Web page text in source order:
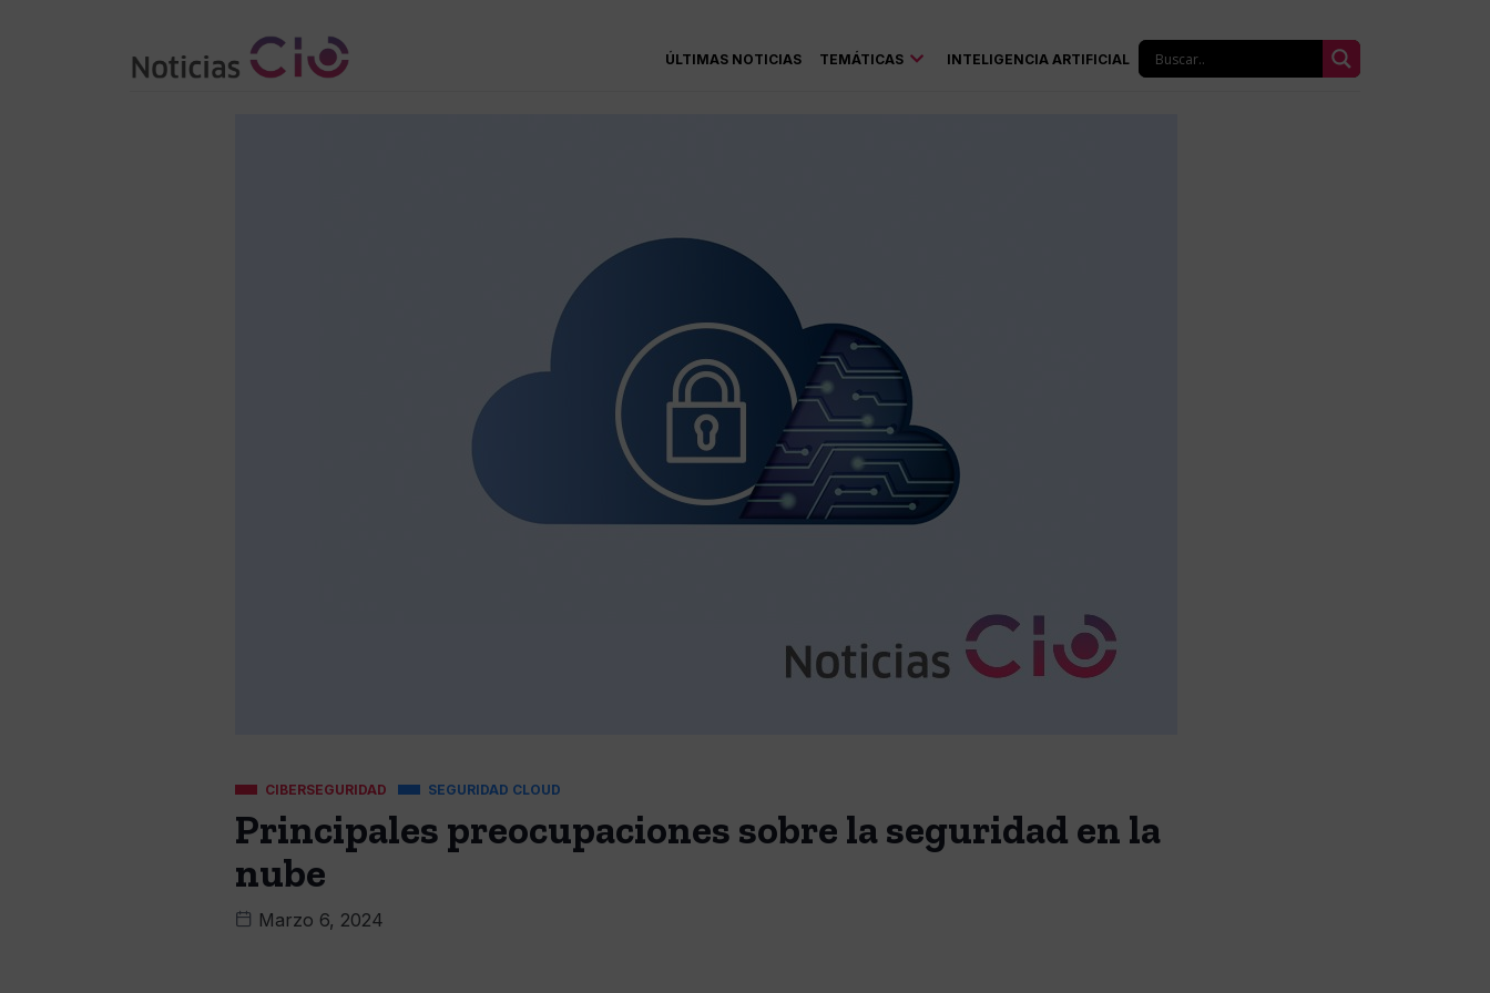
ÚLTIMAS NOTICIAS TEMÁTICAS INTELIGENCIA ARTIFICIAL
CIBERSEGURIDAD SEGURIDAD CLOUD
Principales preocupaciones sobre la seguridad en la
nube
Marzo 6, 2024